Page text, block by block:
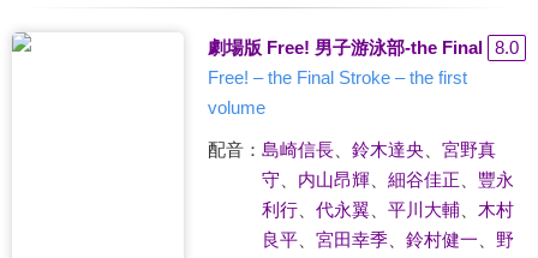
劇場版 Free! 男子游泳部-the Final 8.0
Free! – the Final Stroke – the first
volume
配音： 島崎信長、 鈴木達央、 宮野真
守
内山昂輝、 細谷佳正
豐永
利行、 代永翼 平川大輔、 木村
良平、 宮田幸季、 鈴村健一
野